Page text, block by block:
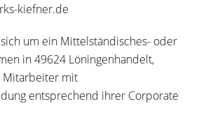
kiefner.de
um ein Mittelständisches- oder
in 49624 Löningenhandelt,
Mitarbeiter mit
entsprechend ihrer Corporate